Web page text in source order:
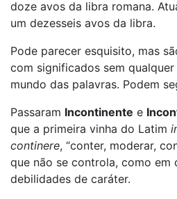
doze avos da libra romana.
um dezesseis avos da libra.
Pode parecer esquisito, mas
com significados sem
mundo das palavras. Podem
Passaram Incontinente e
que a primeira vinha do Latim
continere, “conter, moderar,
que não se controla, como em
debilidades de caráter.